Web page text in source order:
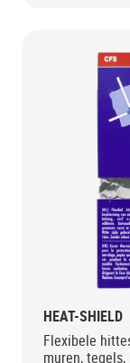
HEAT-SHIELD
Flexibele
muren,